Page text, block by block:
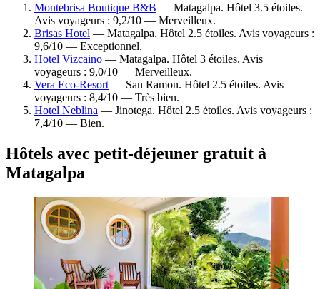
Montebrisa Boutique B&B — Matagalpa. Hôtel 3.5 étoiles.
Avis voyageurs : 9,2/10 — Merveilleux.
Brisas Hotel — Matagalpa. Hôtel 2.5 étoiles. Avis voyageurs :
9,6/10 — Exceptionnel.
Hotel Vizcaino — Matagalpa. Hôtel 3 étoiles. Avis
voyageurs : 9,0/10 — Merveilleux.
Vera Eco-Resort — San Ramon. Hôtel 2.5 étoiles. Avis
voyageurs : 8,4/10 — Très bien.
Hotel Neblina — Jinotega. Hôtel 2.5 étoiles. Avis voyageurs :
7,4/10 — Bien.
Hôtels avec petit-déjeuner gratuit à
Matagalpa